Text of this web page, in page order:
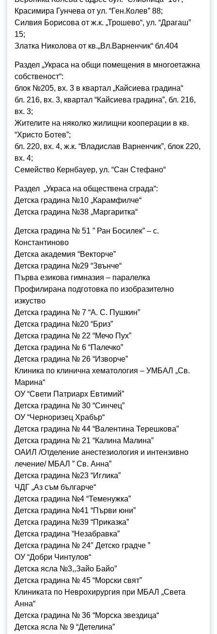
Красимира Гунчева от ул. “Ген.Колев” 88;
Силвия Борисова от ж.к. „Трошево“, ул. “Драгаш”
15;
Златка Николова от кв.„Вл.Варненчик“ бл.404
Раздел „Украса на общи помещения в многоетажна
собственост“:
блок №205, вх. 3 в квартал „Кайсиева градина“
бл. 216, вх. 3, квартал “Кайсиева градина”, бл. 216,
вх. 3;
Жителите на няколко жилищни кооперации в кв.
“Христо Ботев”;
бл. 220, вх. 4, ж.к. “Владислав Варненчик”, блок 220,
вх. 4;
Семейство Кернбауер, ул. “Сан Стефано“
Раздел „Украса на обществена сграда“:
Детска градина №10 „Карамфилче“
Детска градина №38 „Маргаритка“
Детска градина № 51 ” Ран Босилек” – с.
Константиново
Детска академия “Векторче”
Детска градина №29 “Звънче“
Първа езикова гимназия – паралелка
Профилирана подготовка по изобразително
изкуство
Детска градина № 7 “А. С. Пушкин”
Детска градина №20 “Бриз”
Детска градина № 22 “Мечо Пух”
Детска градина № 6 “Палечко”
Детска градина № 26 “Изворче”
Клиника по клинична хематология – УМБАЛ „Св.
Марина“
ОУ “Свети Патриарх Евтимий”
Детска градина № 30 “Синчец”
ОУ “Черноризец Храбър“
Детска градина № 44 “Валентина Терешкова”
Детска градина № 21 “Калина Малина”
ОАИЛ /Отделение анестезиология и интензивно
лечение/ МБАЛ ” Св. Анна”
Детска градина №23 “Иглика”
ЧДГ „Аз съм българче“
Детска градина №4 “Теменужка”
Детска градина №41 “Първи юни”
Детска градина №39 “Приказка”
Детска градина “Незабравка”
Детска градина № 24″ Детско градче ”
ОУ “Добри Чинтулов“
Детска ясла №3,,Зайо Байо”
Детска градина № 45 “Морски свят”
Клиниката по Неврохирургия при МБАЛ „Света
Анна“
Детска градина № 36 “Морска звездица“
Детска ясла № 9 “Детелина”